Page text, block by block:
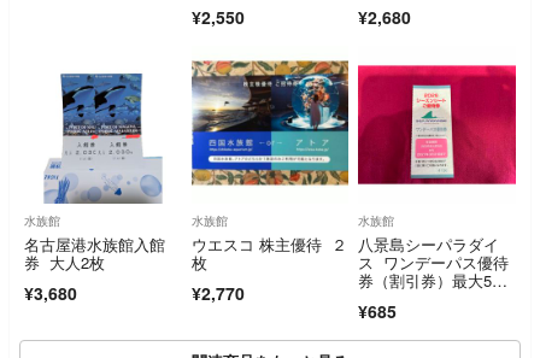
¥2,550 ト 匿名配送
¥2,680
水族館
名古屋港水族館入館
券 大人2枚
¥3,680
水族館
ウエスコ 株主優待 ２
枚
¥2,770
水族館
八景島シーパラダイ
ス ワンデーパス優待
券（割引券）最大5名
¥685